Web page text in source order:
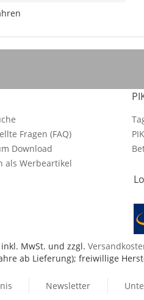
Fragen (FAQ)
Download
als Werbeartikel
MwSt. und zzgl.
ab Lieferung); freiwillige
Newsletter